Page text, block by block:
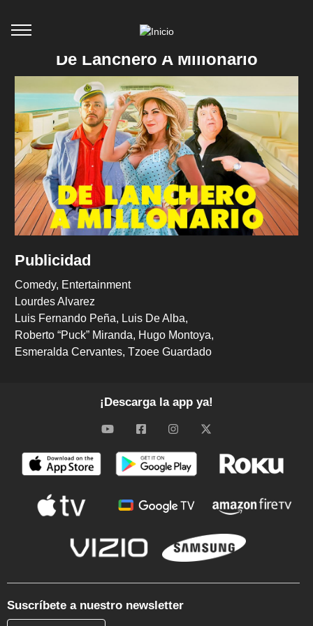
De Lanchero A Millonario
Publicidad
Comedy Entertainment
Lourdes Alvarez
Luis Fernando Peña
Luis De Alba
Roberto “Puck” Miranda
Hugo Montoya
Esmeralda Cervantes Tzoee Guardado
¡Descarga la app ya!
Suscríbete a nuestro newsletter